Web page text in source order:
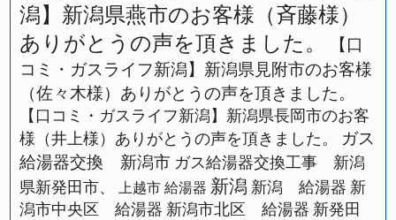
潟】新潟県燕市のお客様（斉藤様）
ありがとうの声を頂きました。
【口
コミ・ガスライフ新潟】新潟県見附市のお客様
（佐々木様）ありがとうの声を頂きました。
【口コミ・ガスライフ新潟】新潟県長岡市のお客
様（井上様）ありがとうの声を頂きました。
ガス
給湯器交換 新潟市 ガス給湯器交換工事 新潟
県新発田市、
上越市 給湯器 新潟 新潟 給湯器 新
潟市中央区 給湯器 新潟市北区 給湯器 新発田